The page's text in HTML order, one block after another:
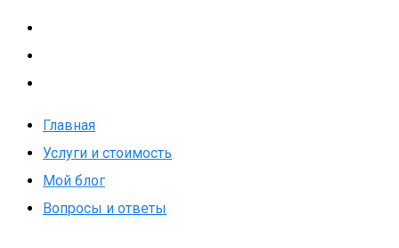
Главная
Услуги и стоимость
Мой блог
Вопросы и ответы